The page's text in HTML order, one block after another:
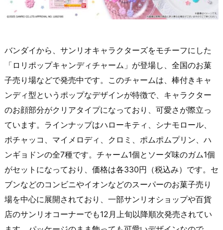
バンダイから、サンリオキャラクターズをモチーフにした
「ロリポップキャンディチャーム」が登場し、全国のお菓
子売り場などで発売中です。このチャームは、棒付きキャ
ンディ型というポップなデザインが特徴で、キャラクター
のお顔部分がクリアタイプになっており、可愛さが際立っ
ています。ラインナップはハローキティ、シナモロール、
ポチャッコ、マイメロディ、クロミ、ポムポムプリン、ハ
ンギョドンの全7種です。チャーム1個とソーダ味のガム1個
がセットになっており、価格は各330円（税込み）です。セ
ブンなどのコンビニやイオンなどのスーパーのお菓子売り
場を中心に展開されており、一部サンリオショップや百貨
店のサンリオコーナーでも12月上旬以降順次発売されてい